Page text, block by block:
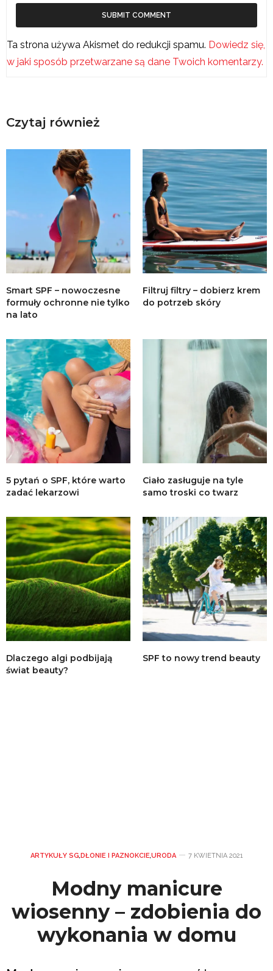
Ta strona używa Akismet do redukcji spamu. Dowiedz się,
w jaki sposób przetwarzane są dane Twoich komentarzy.
Czytaj również
Smart SPF – nowoczesne
formuły ochronne nie tylko
na lato
Filtruj filtry – dobierz krem
do potrzeb skóry
5 pytań o SPF, które warto
zadać lekarzowi
Ciało zasługuje na tyle
samo troski co twarz
Dlaczego algi podbijają
świat beauty?
SPF to nowy trend beauty
ARTYKUŁY SG,DŁONIE I PAZNOKCIE,URODA 7 KWIETNIA 2021
Modny manicure
wiosenny – zdobienia do
wykonania w domu